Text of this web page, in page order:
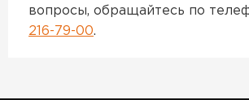
вопросы, обращайтесь по
216-79-00.